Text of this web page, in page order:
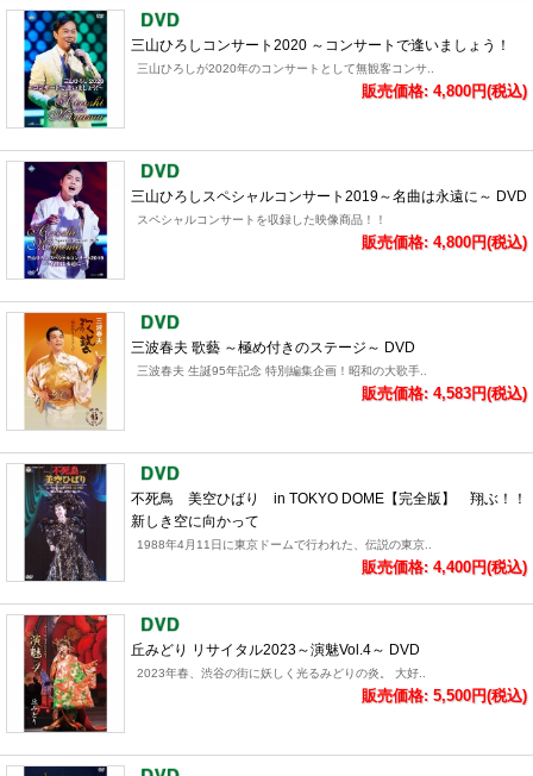
三山ひろしコンサート2020 ～コンサートで逢いましょう！
三山ひろしが2020年のコンサートとして無観客コンサ..
販売価格: 4,800円(税込)
三山ひろしスペシャルコンサート2019～名曲は永遠に～ DVD
スペシャルコンサートを収録した映像商品！！
販売価格: 4,800円(税込)
三波春夫 歌藝 ～極め付きのステージ～ DVD
三波春夫 生誕95年記念 特別編集企画！昭和の大歌手..
販売価格: 4,583円(税込)
不死鳥 美空ひばり in TOKYO DOME【完全版】 翔ぶ！！
新しき空に向かって
1988年4月11日に東京ドームで行われた、伝説の東京..
販売価格: 4,400円(税込)
丘みどり リサイタル2023～演魅Vol.4～ DVD
2023年春、渋谷の街に妖しく光るみどりの炎。 大好..
販売価格: 5,500円(税込)